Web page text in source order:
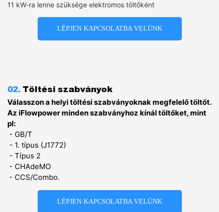
11 kW-ra lenne szüksége elektromos töltőként
LÉPJEN KAPCSOLATBA VELÜNK
02. Töltési szabványok
Válasszon a helyi töltési szabványoknak megfelelő töltőt.
Az iFlowpower minden szabványhoz kínál töltőket, mint
pl:
- GB/T
- 1. típus (J1772)
- Típus 2
- CHAdeMO
- CCS/Combo.
LÉPJEN KAPCSOLATBA VELÜNK